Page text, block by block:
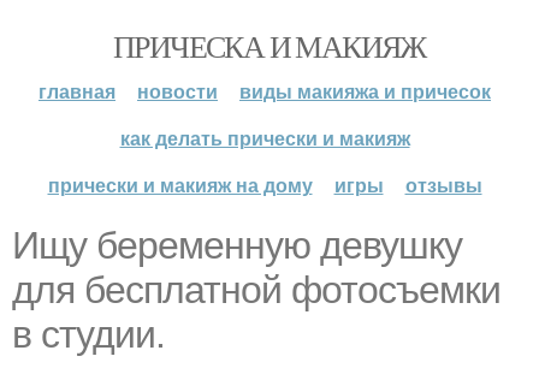
ПРИЧЕСКА И МАКИЯЖ
главная новости
виды макияжа и причесок
как делать прически и макияж
прически и макияж на дому
игры отзывы
Ищу беременную девушку
для бесплатной фотосъемки
в студии.